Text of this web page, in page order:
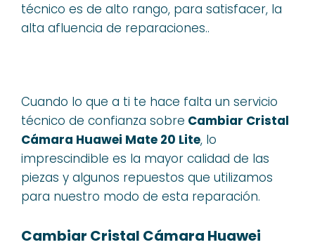
técnico es de alto rango, para satisfacer, la
alta afluencia de reparaciones..
Cuando lo que a ti te hace falta un servicio
técnico de confianza sobre Cambiar Cristal
Cámara Huawei Mate 20 Lite, lo
imprescindible es la mayor calidad de las
piezas y algunos repuestos que utilizamos
para nuestro modo de esta reparación.
Cambiar Cristal Cámara Huawei